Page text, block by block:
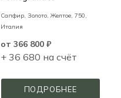
Сапфир, Золото, Желтое, 750,
Италия
от 366 800 ₽
+ 36 680 на счёт
ПОДРОБНЕЕ